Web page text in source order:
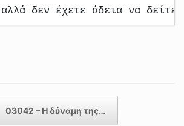
δεν έχετε άδεια να δείτε
03042 – Η δύναμη της…